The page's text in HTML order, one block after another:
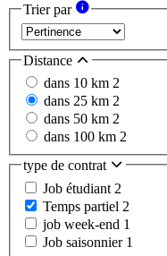
Trier par
Distance
dans 10 km 2
dans 25 km 2
dans 50 km 2
dans 100 km 2
type de contrat
Job étudiant 2
Temps partiel 2
job week-end 1
Job saisonnier 1